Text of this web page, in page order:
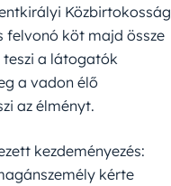
Közbirtokosság
köt majd össze
a látogatók
a vadon élő
az élményt.
kezdeményezés:
kérte